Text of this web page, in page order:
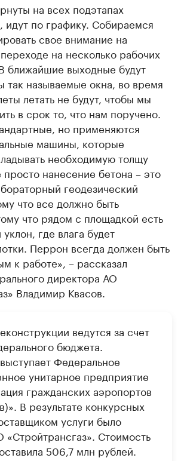
на всех подэтапах
идут по графику. Собираемся
свое внимание на
на несколько рабочих
ближайшие выходные будут
так называемые окна, во время
летать не будут, чтобы мы
в срок то, что нам поручено.
но применяются
машины, которые
необходимую толщу
нанесение бетона – это
геодезический
что все должно быть
что рядом с площадкой есть
где влага будет
Перрон всегда должен быть
к работе», – рассказал
директора АО
Владимир Квасов.
ведутся за счет
бюджета.
Федеральное
унитарное предприятие
гражданских аэропортов
В результате конкурсных
услуги было
«Стройтрансгаз». Стоимость
506,7 млн рублей.